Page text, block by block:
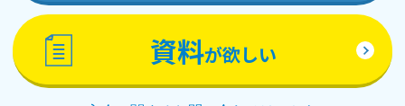
資料が欲しい